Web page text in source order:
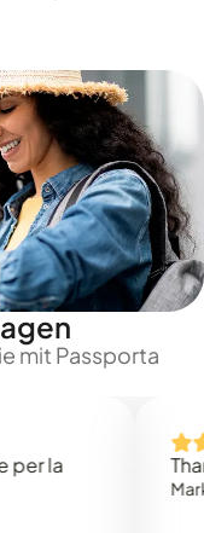
mit Passporta
Thank
Mark N.